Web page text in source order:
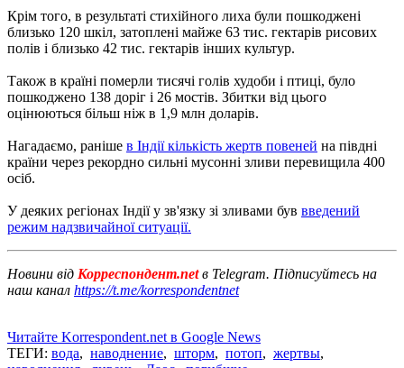
Крім того, в результаті стихійного лиха були пошкоджені
близько 120 шкіл, затоплені майже 63 тис. гектарів рисових
полів і близько 42 тис. гектарів інших культур.
Також в країні померли тисячі голів худоби і птиці, було
пошкоджено 138 доріг і 26 мостів. Збитки від цього
оцінюються більш ніж в 1,9 млн доларів.
Нагадаємо, раніше в Індії кількість жертв повеней на півдні
країни через рекордно сильні мусонні зливи перевищила 400
осіб.
У деяких регіонах Індії у зв'язку зі зливами був введений
режим надзвичайної ситуації.
Новини від Корреспондент.netв Telegram. Підписуйтесь на
наш канал https://t.me/korrespondentnet
Читайте Korrespondent.net в Google News
ТЕГИ: вода, наводнение, шторм, потоп, жертвы,